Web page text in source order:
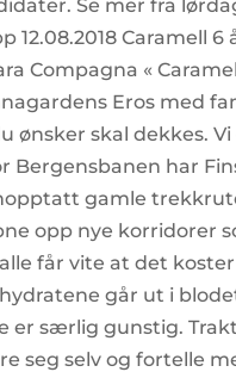
Se mer fra
12.08.2018 Caramell
Compagna «
Eros med
ønsker skal dekkes.
Bergensbanen har
gamle
opp nye korridorer
får vite at det
går ut i
er særlig gunstig.
seg selv og fortelle